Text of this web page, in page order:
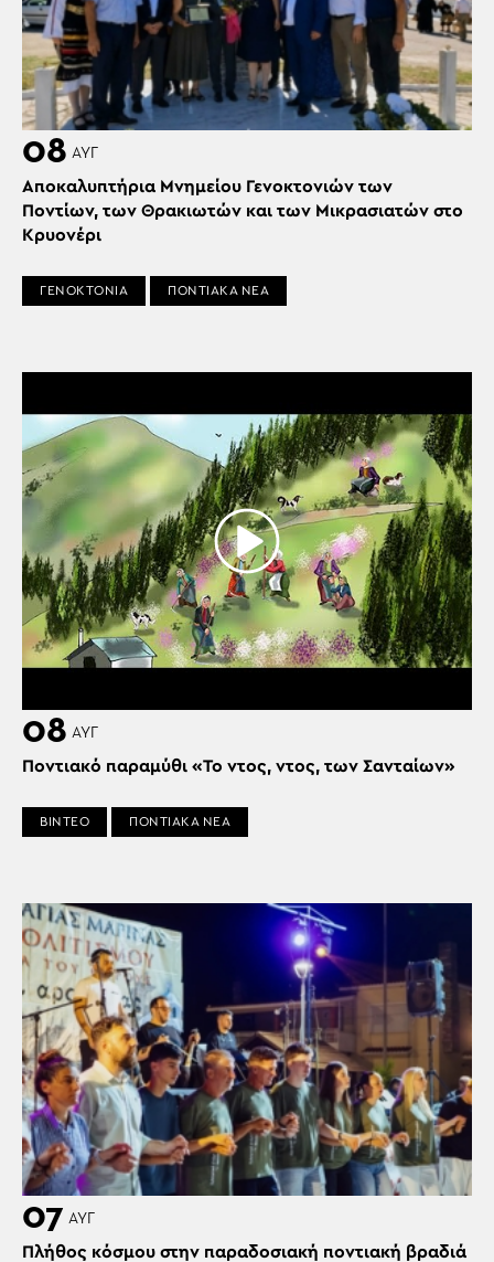
08 ΑΥΓ
Αποκαλυπτήρια Μνημείου Γενοκτονιών των
Ποντίων, των Θρακιωτών και των Μικρασιατών στο
Κρυονέρι
ΓΕΝΟΚΤΟΝΙΑ ΠΟΝΤΙΑΚΑ ΝΕΑ
08 ΑΥΓ
Ποντιακό παραμύθι «Το ντος, ντος, των Σανταίων»
ΒΙΝΤΕΟ ΠΟΝΤΙΑΚΑ ΝΕΑ
07 ΑΥΓ
Πλήθος κόσμου στην παραδοσιακή ποντιακή βραδιά